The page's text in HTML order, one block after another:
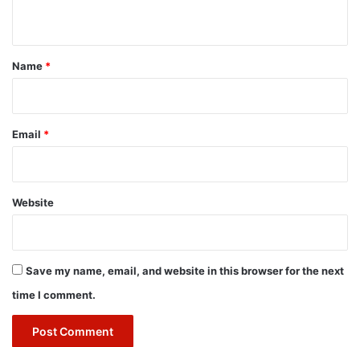
*
Name *
Email *
Website
Save my name, email, and website in this browser for the next
time I comment.